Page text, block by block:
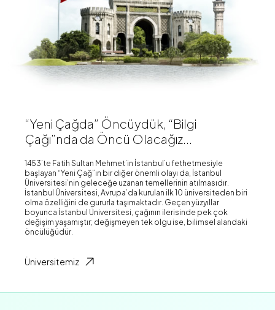
“Yeni Çağda” Öncüydük, “Bilgi
Çağı”nda da Öncü Olacağız...
1453’te Fatih Sultan Mehmet’in İstanbul’u fethetmesiyle
başlayan “Yeni Çağ”ın bir diğer önemli olayı da, İstanbul
Üniversitesi’nin geleceğe uzanan temellerinin atılmasıdır.
İstanbul Üniversitesi, Avrupa’da kurulan ilk 10 üniversiteden biri
olma özelliğini de gururla taşımaktadır. Geçen yüzyıllar
boyunca İstanbul Üniversitesi, çağının ilerisinde pek çok
değişim yaşamıştır; değişmeyen tek olgu ise, bilimsel alandaki
öncülüğüdür.
Üniversitemiz